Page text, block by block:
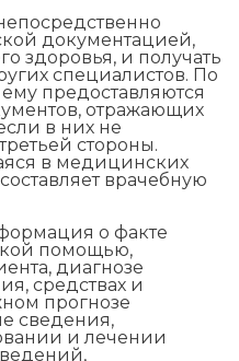
документацией,
здоровья, и получать
специалистов. По
предоставляются
отражающих
в них не
стороны.
в медицинских
врачебную
о факте
помощью,
диагнозе
средствах и
прогнозе
сведения,
и лечении